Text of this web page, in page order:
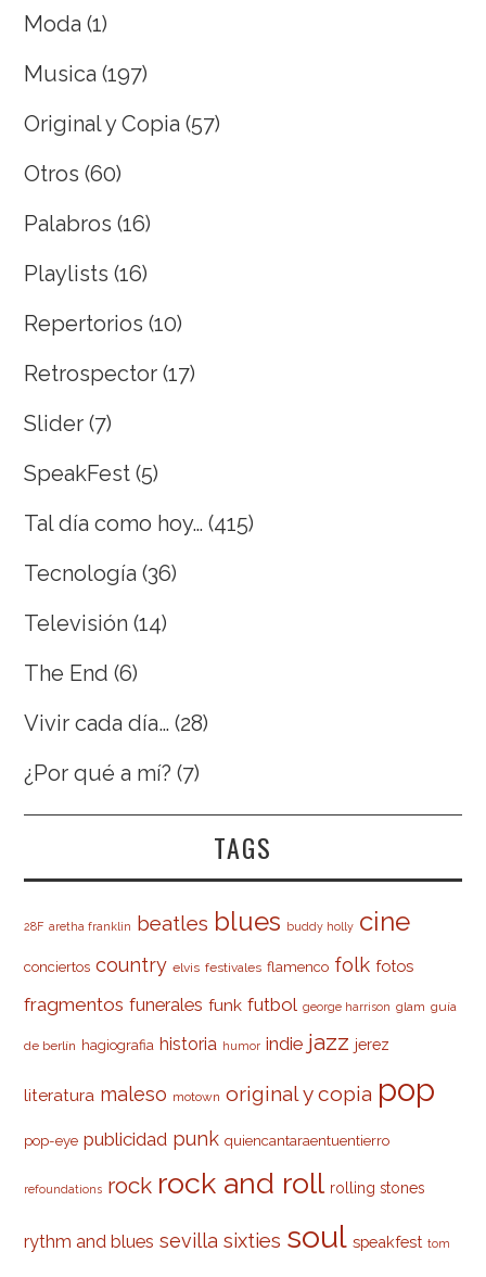
Moda (1)
Musica (197)
Original y Copia (57)
Otros (60)
Palabros (16)
Playlists (16)
Repertorios (10)
Retrospector (17)
Slider (7)
SpeakFest (5)
Tal día como hoy… (415)
Tecnología (36)
Televisión (14)
The End (6)
Vivir cada día… (28)
¿Por qué a mí? (7)
TAGS
28F aretha franklin beatles blues buddy holly cine
conciertos country elvis festivales flamenco folk fotos
fragmentos funerales funk futbol george harrison glam guía
de berlín hagiografia historia humor indie jazz jerez
literatura maleso motown original y copia pop
pop-eye publicidad punk quiencantaraentuentierro
refoundations rock rock and roll rolling stones
rythm and blues sevilla sixties soul speakfest tom